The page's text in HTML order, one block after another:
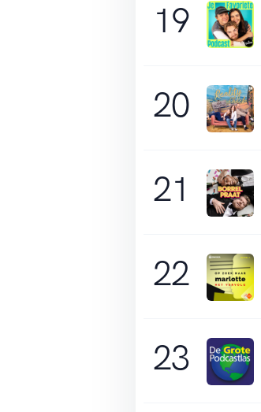
19
20
21
22
23